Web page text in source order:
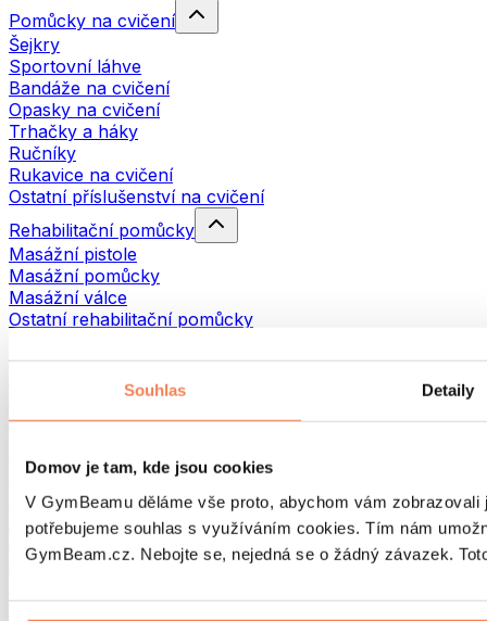
Souhlas Detaily
Domov je tam, kde jsou cookies
V GymBeamu děláme vše proto, abychom vám
potřebujeme souhlas s využíváním cookies. Tím nám
GymBeam.cz. Nebojte se, nejedná se o žádný závazek.
Pomůcky na cvičení
Šejkry
Sportovní láhve
Bandáže na cvičení
Opasky na cvičení
Trhačky a háky
Ručníky
Rukavice na cvičení
Ostatní příslušenství na cvičení
Rehabilitační pomůcky
Masážní pistole
Masážní pomůcky
Masážní válce
Ostatní rehabilitační pomůcky
Batohy
Běh
Bojové sporty
Cyklistika
Jóga a pilates
Otužování
Turistika